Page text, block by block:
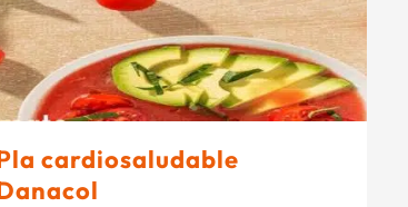
cardiosaludable